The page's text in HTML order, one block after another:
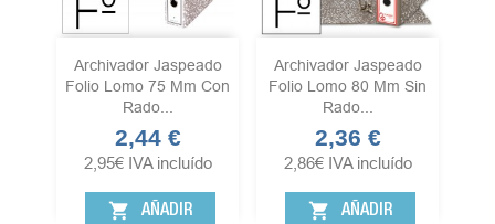
Archivador Jaspeado
Folio Lomo 75 Mm Con
Rado...
Precio
2,44 €
2,95€ IVA incluído
shopping_cart AÑADIR
Archivador Jaspeado
Folio Lomo 80 Mm Sin
Rado...
Precio
2,36 €
2,86€ IVA incluído
shopping_cart AÑADIR